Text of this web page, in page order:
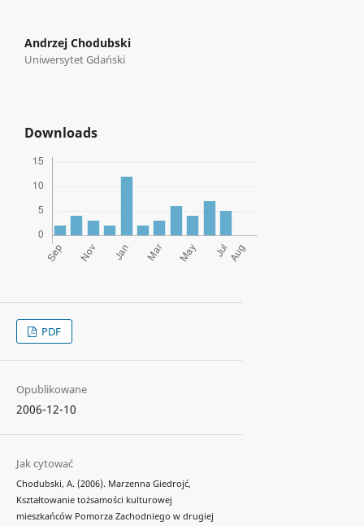
Andrzej Chodubski
Uniwersytet Gdański
Downloads
PDF
Opublikowane
2006-12-10
Jak cytować
Chodubski, A. (2006). Marzenna Giedrojć,
Kształtowanie tożsamości kulturowej
mieszkańców Pomorza Zachodniego w drugiej